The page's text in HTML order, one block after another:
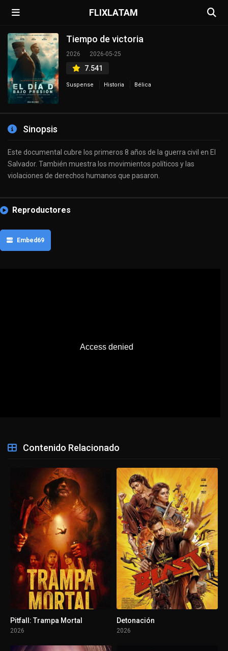
FLIXLATAM
Tiempo de victoria
2026 2026-05-25
7.541
Suspense Historia Bélica
Sinopsis
Este documental cubre los primeros 8 años de la guerra civil en El
Salvador. También muestra los movimientos políticos y las
violaciones de derechos humanos que pasaron.
Reproductores
Embed69
Contenido Relacionado
Pitfall: Trampa Mortal
2026
Detonación
2026